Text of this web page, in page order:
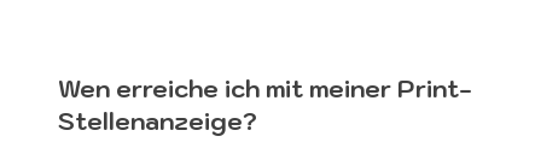
Wen erreiche ich mit meiner Print-
Stellenanzeige?